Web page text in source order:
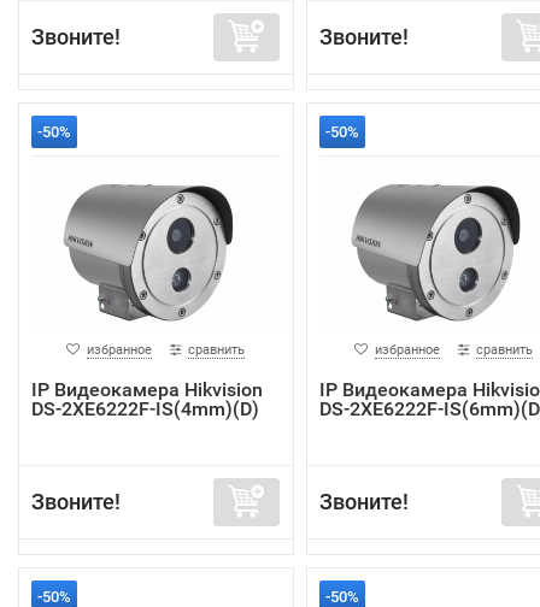
Звоните! Звоните!
-50%
избранное сравнить
IP Видеокамера Hikvision
DS-2XE6222F-IS(4mm)(D)
Звоните!
-50%
избранное сравнить
IP Видеокамера
DS-2XE6222F-
Звоните!
-50% -50%